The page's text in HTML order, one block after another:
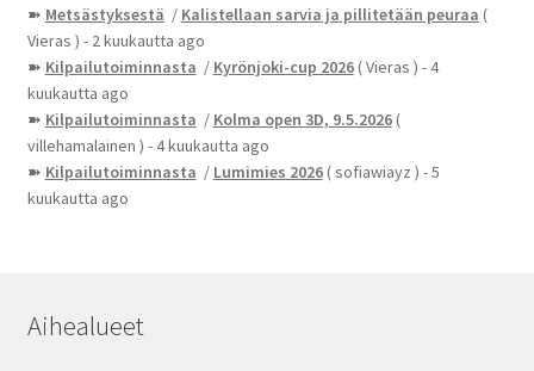
➽ Metsästyksestä / Kalistellaan sarvia ja pillitetään peuraa (
Vieras ) - 2 kuukautta ago
➽ Kilpailutoiminnasta / Kyrönjoki-cup 2026( Vieras ) - 4
kuukautta ago
➽ Kilpailutoiminnasta / Kolma open 3D, 9.5.2026(
villehamalainen ) - 4 kuukautta ago
➽ Kilpailutoiminnasta / Lumimies 2026( sofiawiayz ) - 5
kuukautta ago
Aihealueet